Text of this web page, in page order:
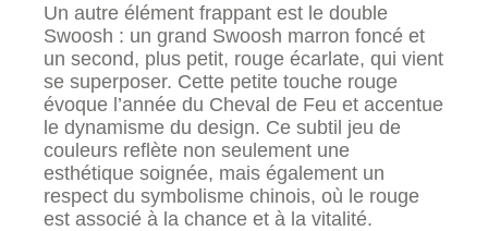
Un autre élément frappant est le double
Swoosh : un grand Swoosh marron foncé et
un second, plus petit, rouge écarlate, qui vient
se superposer. Cette petite touche rouge
évoque l’année du Cheval de Feu et accentue
le dynamisme du design. Ce subtil jeu de
couleurs reflète non seulement une
esthétique soignée, mais également un
respect du symbolisme chinois, où le rouge
est associé à la chance et à la vitalité.